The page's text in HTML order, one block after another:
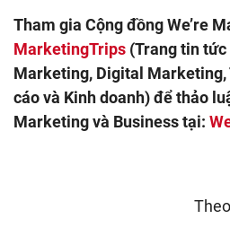
Tham gia Cộng đồng We’re
MarketingTrips (Trang tin
Marketing, Digital Marketing,
cáo và Kinh doanh) để thảo
Marketing và Business tại: